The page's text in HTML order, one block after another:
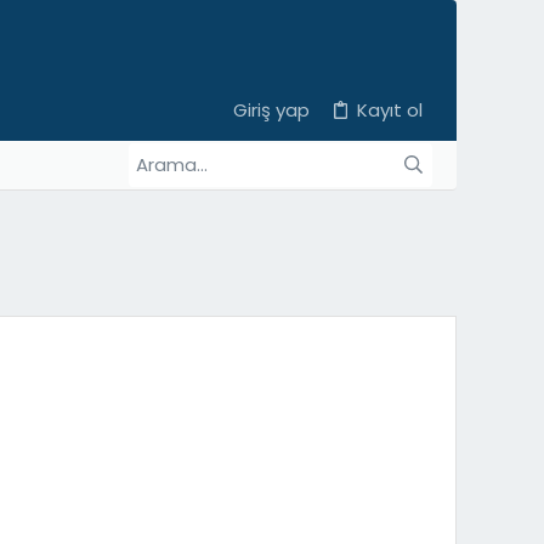
Giriş yap Kayıt ol